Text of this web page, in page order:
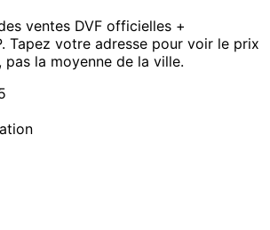
ventes DVF officielles +
Tapez votre adresse pour voir le prix
la moyenne de la ville.